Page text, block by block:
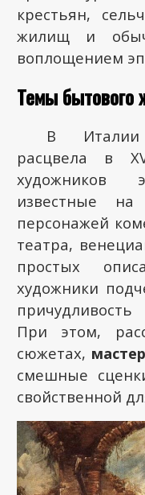
крестьян,
жилищ и
воплощением
Темы бытового
В Италии
расцвела в
художников
известные
персонажей
театра,
простых
художники
При этом,
сюжетах,
смешные
свойственной